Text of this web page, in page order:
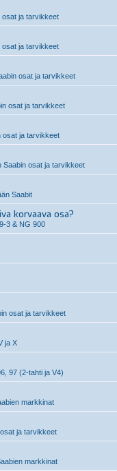
osat ja tarvikkeet
osat ja tarvikkeet
osat ja tarvikkeet
osat ja tarvikkeet
osat ja tarvikkeet
Saabin osat ja tarvikkeet
Saabit
korvaava osa?
3 & NG 900
osat ja tarvikkeet
ja X
97 (2-tahti ja V4)
markkinat
ja tarvikkeet
markkinat